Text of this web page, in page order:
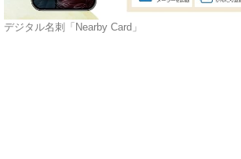
デジタル名刺「Nearby Card」